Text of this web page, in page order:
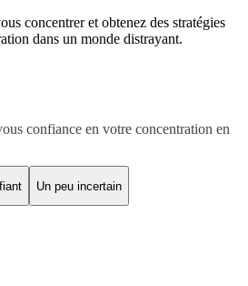
concentrer et obtenez des stratégies
dans un monde distrayant.
confiance en votre concentration en
Un peu incertain